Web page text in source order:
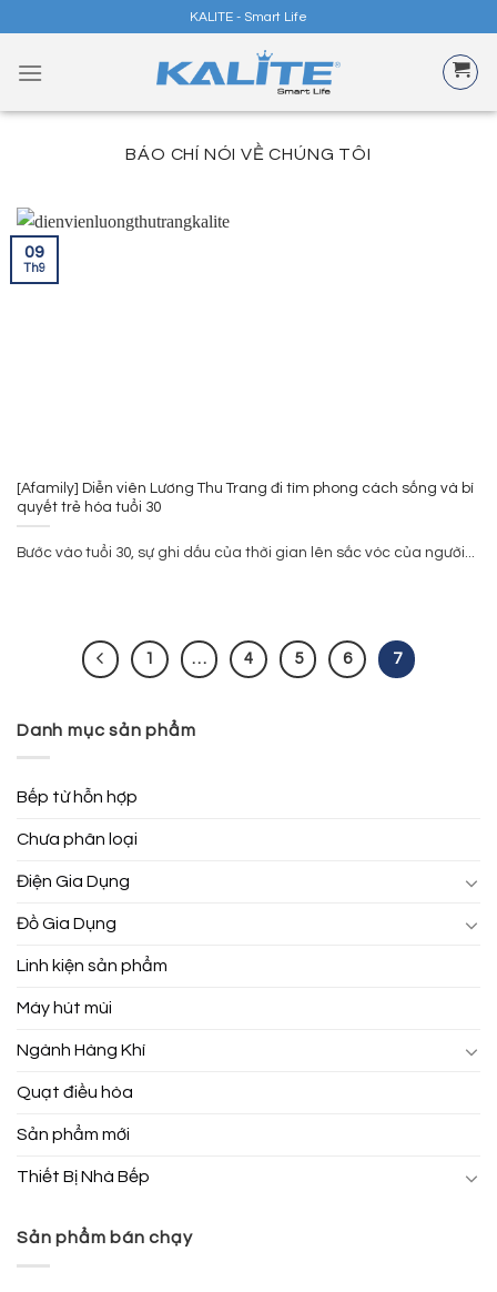
content
KALITE - Smart Life
BÁO CHÍ NÓI VỀ CHÚNG TÔI
[Afamily] Diễn viên Lương Thu Trang đi tìm phong cách sống và bí
quyết trẻ hóa tuổi 30
Bước vào tuổi 30, sự ghi dấu của thời gian lên sắc vóc của người...
09
Th9
1 … 4 5 6 7
Danh mục sản phẩm
Bếp từ hỗn hợp
Chưa phân loại
Điện Gia Dụng
Đồ Gia Dụng
Linh kiện sản phẩm
Máy hút mùi
Ngành Hàng Khí
Quạt điều hòa
Sản phẩm mới
Thiết Bị Nhà Bếp
Sản phẩm bán chạy